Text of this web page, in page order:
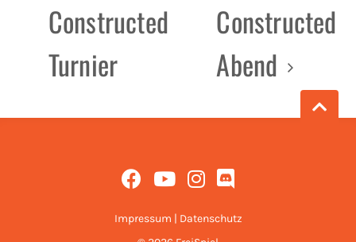
Constructed
Turnier
Constructed
Abend
Impressum | Datenschutz